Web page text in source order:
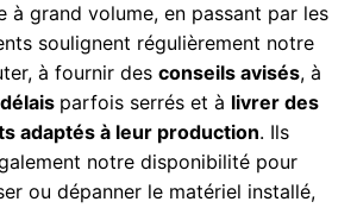
à grand volume, en passant par les
soulignent régulièrement notre
à fournir des conseils avisés, à
parfois serrés et à livrer des
adaptés à leur production. Ils
notre disponibilité pour
ou dépanner le matériel installé,